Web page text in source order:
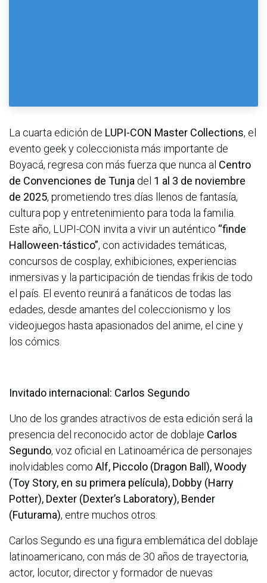
La cuarta edición de LUPI-CON Master Collections, el
evento geek y coleccionista más importante de
Boyacá, regresa con más fuerza que nunca al Centro
de Convenciones de Tunja del 1 al 3 de noviembre
de 2025, prometiendo tres días llenos de fantasía,
cultura pop y entretenimiento para toda la familia.
Este año, LUPI-CON invita a vivir un auténtico “finde
Halloween-tástico”, con actividades temáticas,
concursos de cosplay, exhibiciones, experiencias
inmersivas y la participación de tiendas frikis de todo
el país. El evento reunirá a fanáticos de todas las
edades, desde amantes del coleccionismo y los
videojuegos hasta apasionados del anime, el cine y
los cómics.
Invitado internacional: Carlos Segundo
Uno de los grandes atractivos de esta edición será la
presencia del reconocido actor de doblaje Carlos
Segundo, voz oficial en Latinoamérica de personajes
inolvidables como Alf, Piccolo (Dragon Ball), Woody
(Toy Story, en su primera película), Dobby (Harry
Potter), Dexter (Dexter’s Laboratory), Bender
(Futurama), entre muchos otros.
Carlos Segundo es una figura emblemática del doblaje
latinoamericano, con más de 30 años de trayectoria,
actor, locutor, director y formador de nuevas